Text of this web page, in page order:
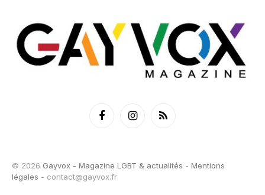
FacebookInstagramRSS
© 2026 Gayvox - Magazine LGBT & actualités - Mentions
légales - contact@gayvox.fr